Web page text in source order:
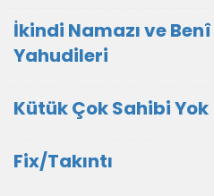
İkindi Namazı ve
Yahudileri
Kütük Çok Sahibi Yok
Fix/Takıntı